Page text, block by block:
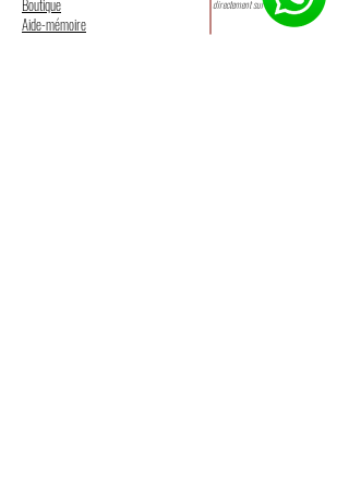
Boutique
Aide-mémoire
directement sur votre boite mail